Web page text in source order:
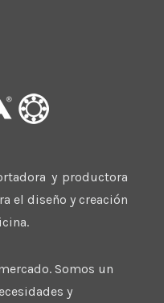
y productora
el diseño y creación
Somos un
y